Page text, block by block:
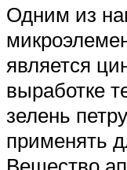
Одним из
является
выработке
зелень
применять
Вещество